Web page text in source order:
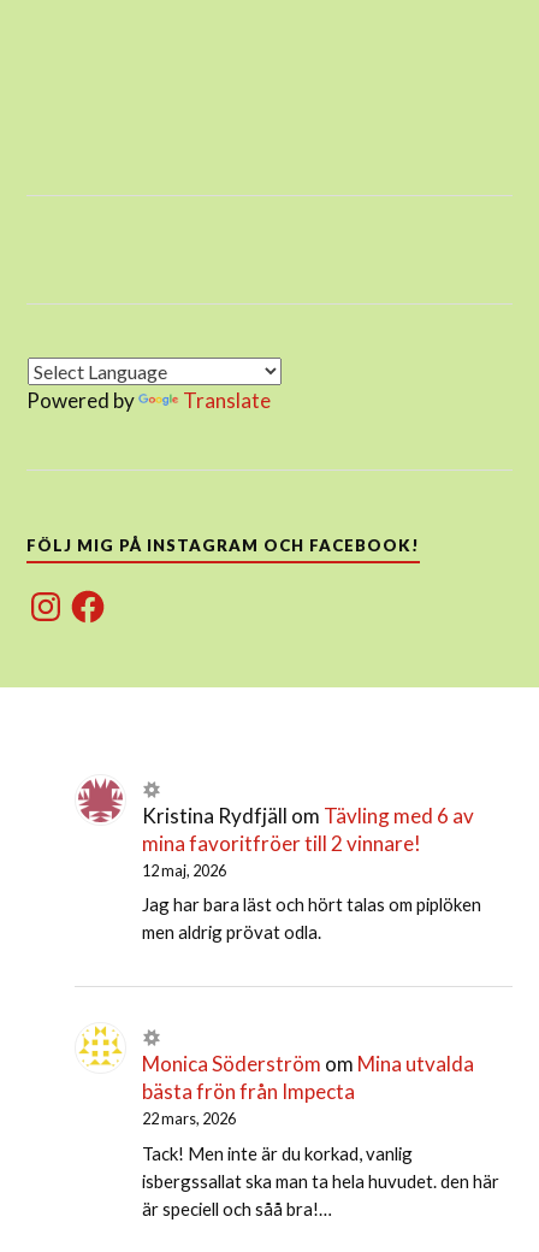
Powered by Translate
FÖLJ MIG PÅ INSTAGRAM OCH FACEBOOK!
InstagramFacebook
Kristina Rydfjäll om Tävling med 6 av
mina favoritfröer till 2 vinnare!
12 maj, 2026
Jag har bara läst och hört talas om piplöken
men aldrig prövat odla.
Monica Söderström om Mina utvalda
bästa frön från Impecta
22 mars, 2026
Tack! Men inte är du korkad, vanlig
isbergssallat ska man ta hela huvudet. den här
är speciell och såå bra!…